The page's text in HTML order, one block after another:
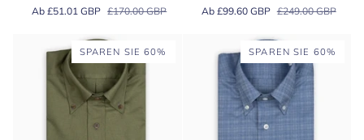
Paisley-
Ab £51.01 GBP £170.00 GBP
Baumwolle
Ab £99.60 GBP £249.00 GBP
SPAREN SIE 60% SPAREN SIE 60%